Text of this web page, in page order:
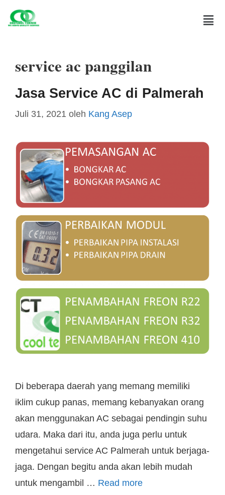
service ac panggilan
Jasa Service AC di Palmerah
Juli 31, 2021 oleh Kang Asep
Di beberapa daerah yang memang memiliki
iklim cukup panas, memang kebanyakan orang
akan menggunakan AC sebagai pendingin suhu
udara. Maka dari itu, anda juga perlu untuk
mengetahui service AC Palmerah untuk berjaga-
jaga. Dengan begitu anda akan lebih mudah
untuk mengambil … Read more